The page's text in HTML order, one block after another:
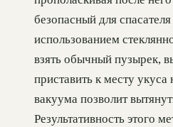
безопасный для
использованием
взять обычный пузырек,
приставить к месту
вакуума позволит
Результативность этого